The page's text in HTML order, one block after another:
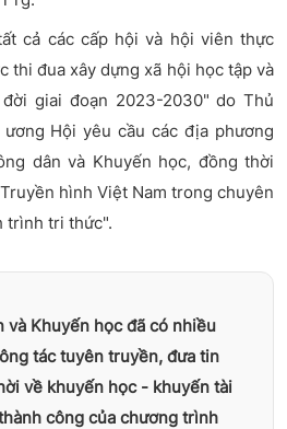
cả các cấp hội và hội viên thực
thi đua xây dựng xã hội học tập và
giai đoạn 2023-2030" do Thủ
Hội yêu cầu các địa phương
dân và Khuyến học, đồng thời
hình Việt Nam trong chuyên
trình tri thức".
và Khuyến học đã có nhiều
tác tuyên truyền, đưa tin
về khuyến học - khuyến tài
công của chương trình